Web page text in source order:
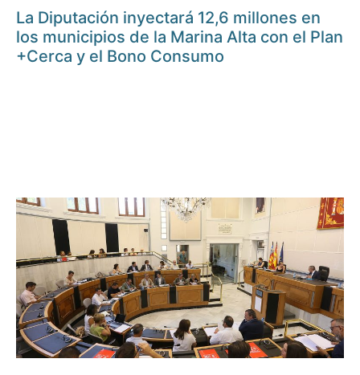
La Diputación inyectará 12,6 millones en
los municipios de la Marina Alta con el Plan
+Cerca y el Bono Consumo